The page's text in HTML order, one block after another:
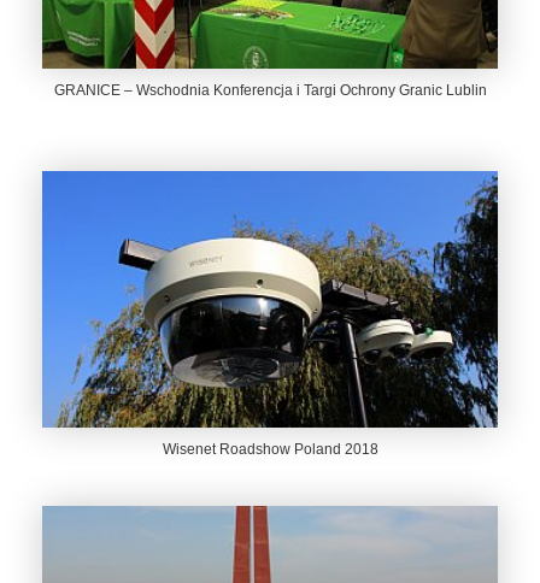
GRANICE – Wschodnia Konferencja i Targi Ochrony Granic Lublin
Wisenet Roadshow Poland 2018